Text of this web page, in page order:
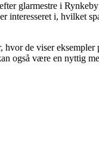
glarmestre i
interesseret i, hvilket
de viser eksempler
også være en nyttig